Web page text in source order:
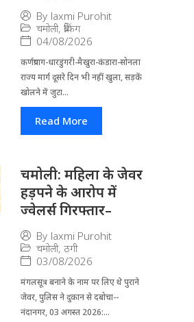
By laxmi Purohit
चमोली, ब्रेकिंग
04/08/2026
कर्णप्रयाग-धारडुंगरी-मैखुरा-कंडारा-सोनला
राज्य मार्ग दूसरे दिन भी नहीं खुला, सड़कें
खोलने में जुटा...
Read More
चमोली: महिला के जेवर
हड़पने के आरोप में
ज्वेलर्स गिरफ्तार–
By laxmi Purohit
चमोली, ठगी
03/08/2026
मंगलसूत्र बनाने के नाम पर लिए थे पुराने
जेवर, पुलिस ने दुकान से दबोचा--
नंदानगर, 03 अगस्त 2026:...